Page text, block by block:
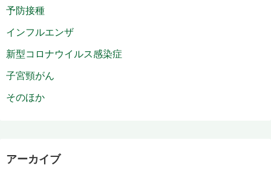
予防接種
インフルエンザ
新型コロナウイルス感染症
子宮頸がん
そのほか
アーカイブ